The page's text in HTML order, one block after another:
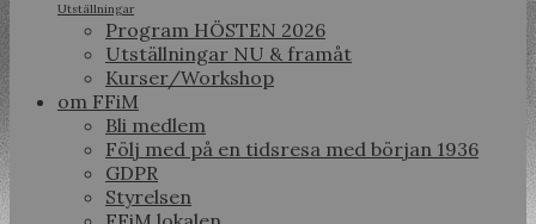
Utställningar
Program HÖSTEN 2026
Utställningar NU & framåt
Kurser/Workshop
om FFiM
Bli medlem
Följ med på en tidsresa med början 1936
GDPR
Styrelsen